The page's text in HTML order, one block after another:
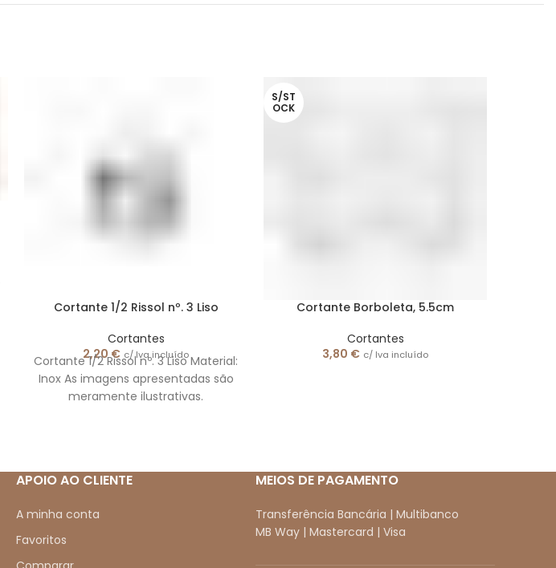
Cortante 1/2 Rissol nº. 3 Liso
Cortantes
2,20€ c/ Iva incluído
Cortante 1/2 Rissol nº. 3 Liso Material:
Inox As imagens apresentadas são
meramente ilustrativas.
S/ST
OCK
Cortante Borboleta, 5.5cm
Cortantes
3,80 € c/ Iva incluído
APOIO AO CLIENTE
A minha conta
Favoritos
MEIOS DE PAGAMENTO
Transferência Bancária | Multibanco
MB Way | Mastercard | Visa